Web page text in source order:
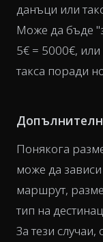
данъци или
Може да бъде
5€ = 5000€,
такса поради
Понякога
може да
маршрут,
тип на
За тези